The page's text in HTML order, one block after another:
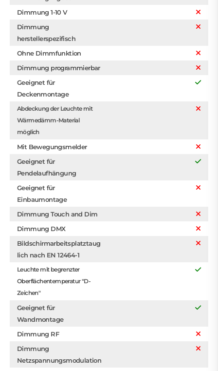
Dimmung 1-10 V
Dimmung
herstellerspezifisch
Ohne Dimmfunktion
Dimmung programmierbar
Geeignet für
Deckenmontage
Abdeckung der Leuchte mit
Wärmedämm-Material
möglich
Mit Bewegungsmelder
Geeignet für
Pendelaufhängung
Geeignet für
Einbaumontage
Dimmung Touch and Dim
Dimmung DMX
Bildschirmarbeitsplatztaug
lich nach EN 12464-1
Leuchte mit begrenzter
Oberflächentemperatur "D-
Zeichen"
Geeignet für
Wandmontage
Dimmung RF
Dimmung
Netzspannungsmodulation